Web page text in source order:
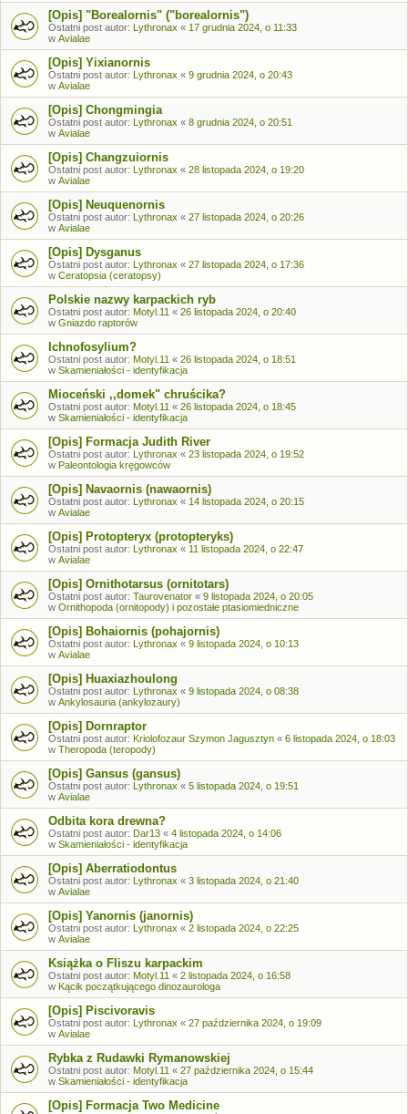
[Opis] "Borealornis" ("borealornis")
Ostatni post autor: Lythronax « 17 grudnia 2024, o 11:33
w Avialae
[Opis] Yixianornis
Ostatni post autor: Lythronax « 9 grudnia 2024, o 20:43
w Avialae
[Opis] Chongmingia
Ostatni post autor: Lythronax « 8 grudnia 2024, o 20:51
w Avialae
[Opis] Changzuiornis
Ostatni post autor: Lythronax « 28 listopada 2024, o 19:20
w Avialae
[Opis] Neuquenornis
Ostatni post autor: Lythronax « 27 listopada 2024, o 20:26
w Avialae
[Opis] Dysganus
Ostatni post autor: Lythronax « 27 listopada 2024, o 17:36
w Ceratopsia (ceratopsy)
Polskie nazwy karpackich ryb
Ostatni post autor: Motyl.11 « 26 listopada 2024, o 20:40
w Gniazdo raptorów
Ichnofosylium?
Ostatni post autor: Motyl.11 « 26 listopada 2024, o 18:51
w Skamieniałości - identyfikacja
Mioceński ,,domek" chruścika?
Ostatni post autor: Motyl.11 « 26 listopada 2024, o 18:45
w Skamieniałości - identyfikacja
[Opis] Formacja Judith River
Ostatni post autor: Lythronax « 23 listopada 2024, o 19:52
w Paleontologia kręgowców
[Opis] Navaornis (nawaornis)
Ostatni post autor: Lythronax « 14 listopada 2024, o 20:15
w Avialae
[Opis] Protopteryx (protopteryks)
Ostatni post autor: Lythronax « 11 listopada 2024, o 22:47
w Avialae
[Opis] Ornithotarsus (ornitotars)
Ostatni post autor: Taurovenator « 9 listopada 2024, o 20:05
w Ornithopoda (ornitopody) i pozostałe ptasiomiedniczne
[Opis] Bohaiornis (pohajornis)
Ostatni post autor: Lythronax « 9 listopada 2024, o 10:13
w Avialae
[Opis] Huaxiazhoulong
Ostatni post autor: Lythronax « 9 listopada 2024, o 08:38
w Ankylosauria (ankylozaury)
[Opis] Dornraptor
Ostatni post autor: Kriolofozaur Szymon Jagusztyn « 6 listopada 2024, o 18:03
w Theropoda (teropody)
[Opis] Gansus (gansus)
Ostatni post autor: Lythronax « 5 listopada 2024, o 19:51
w Avialae
Odbita kora drewna?
Ostatni post autor: Dar13 « 4 listopada 2024, o 14:06
w Skamieniałości - identyfikacja
[Opis] Aberratiodontus
Ostatni post autor: Lythronax « 3 listopada 2024, o 21:40
w Avialae
[Opis] Yanornis (janornis)
Ostatni post autor: Lythronax « 2 listopada 2024, o 22:25
w Avialae
Książka o Fliszu karpackim
Ostatni post autor: Motyl.11 « 2 listopada 2024, o 16:58
w Kącik początkującego dinozaurologa
[Opis] Piscivoravis
Ostatni post autor: Lythronax « 27 października 2024, o 19:09
w Avialae
Rybka z Rudawki Rymanowskiej
Ostatni post autor: Motyl.11 « 27 października 2024, o 15:44
w Skamieniałości - identyfikacja
[Opis] Formacja Two Medicine